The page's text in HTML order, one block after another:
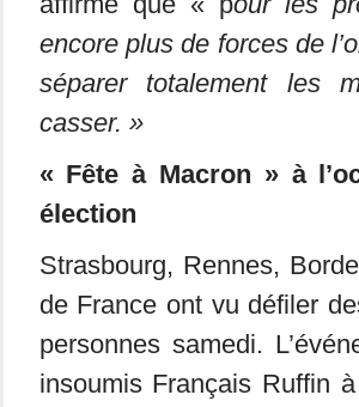
encore plus de forces de
séparer totalement les
casser. »
« Fête à Macron » à
élection
Strasbourg, Rennes,
de France ont vu défiler
personnes samedi.
insoumis Français Ruffin